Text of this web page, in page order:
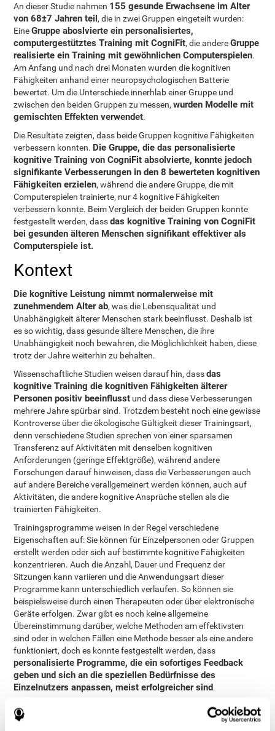
An dieser Studie nahmen 155 gesunde Erwachsene im Alter
von 68±7 Jahren teil, die in zwei Gruppen eingeteilt wurden:
EineGruppe aboslvierte ein personalisiertes,
computergestütztes Training mit CogniFit, die andereGruppe
realisierte ein Training mit gewöhnlichen Computerspielen.
Am Anfang und nach drei Monaten wurden die kognitiven
Fähigkeiten anhand einer neuropsychologischen Batterie
bewertet. Um die Unterschiede innerhlab einer Gruppe und
zwischen den beiden Gruppen zu messen,wurden Modelle mit
gemischten Effekten verwendet.
Die Resultate zeigten, dass beide Gruppen kognitive Fähigkeiten
verbessern konnten. Die Gruppe, die das personalisierte
kognitive Training von CogniFit absolvierte, konnte jedoch
signifikante Verbesserungen in den 8 bewerteten kognitiven
Fähigkeiten erzielen, während die andere Gruppe, die mit
Computerspielen trainierte, nur 4 kognitive Fähigkeiten
verbessern konnte. Beim Vergleich der beiden Gruppen konnte
festgestellt werden, dassdas kognitive Training von CogniFit
bei gesunden älteren Menschen signifikant effektiver als
Computerspiele ist.
Kontext
Die kognitive Leistung nimmt normalerweise mit
zunehmendem Alter ab, was die Lebensqualität und
Unabhängigkeit älterer Menschen stark beeinflusst. Deshalb ist
es so wichtig, dass gesunde ältere Menschen, die ihre
Unabhängigkeit noch bewahren, die Möglichlichkeit haben, diese
trotz der Jahre weiterhin zu behalten.
Wissenschaftliche Studien weisen darauf hin, dassdas
kognitive Training die kognitiven Fähigkeiten älterer
Personen positiv beeinflusst und dass diese Verbesserungen
mehrere Jahre spürbar sind. Trotzdem besteht noch eine gewisse
Kontroverse über die ökologische Gültigkeit dieser Trainingsart,
denn verschiedene Studien sprechen von einer sparsamen
Transferenz auf Aktivitäten mit denselben kognitiven
Anforderungen (geringe Effektgröße), während andere
Forschungen darauf hinweisen, dass die Verbesserungen auch
auf andere Bereiche verallgemeinert werden können, auch auf
Aktivitäten, die andere kognitive Ansprüche stellen als die
trainierten Fähigkeiten.
Trainingsprogramme weisen in der Regel verschiedene
Eigenschaften auf: Sie können für Einzelpersonen oder Gruppen
erstellt werden oder sich auf bestimmte kognitive Fähigkeiten
konzentrieren. Auch die Anzahl, Dauer und Frequenz der
Sitzungen kann variieren und die Anwendungsart dieser
Programme kann unterschiedlich verlaufen. So können sie
beispielsweise durch einen Therapeuten oder über elektronische
Geräte erfolgen. Zwar gibt es noch keine allgemeine
Übereinstimmung darüber, welche Methoden am effektivsten
sind oder in welchen Fällen eine Methode besser als eine andere
funktioniert, doch es konnte festgestellt werden, dass
personalisierte Programme, die ein sofortiges Feedback
geben und sich an die speziellen Bedürfnisse des
Einzelnutzers anpassen, meist erfolgreicher sind.
Diese Studie bezweckt deshalb, herauszufinden, ob die Vorteile
des personalisierten, computergestützten kognitiven Trainings